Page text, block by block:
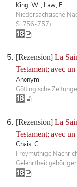
King, W. ; Law, E.
Niedersächsische
S. 756-757)
[Rezension] La
Testament; avec
Anonym
Göttingische
[Rezension] La
Testament; avec
Chais, C.
Freymüthige
Gelehrtheit